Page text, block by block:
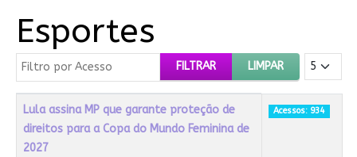
Esportes
Filtro por Acesso FILTRAR LIMPAR Mostrar #
Título Acessos
Lula assina MP que garante proteção de
direitos para a Copa do Mundo Feminina de
2027
Acessos: 934